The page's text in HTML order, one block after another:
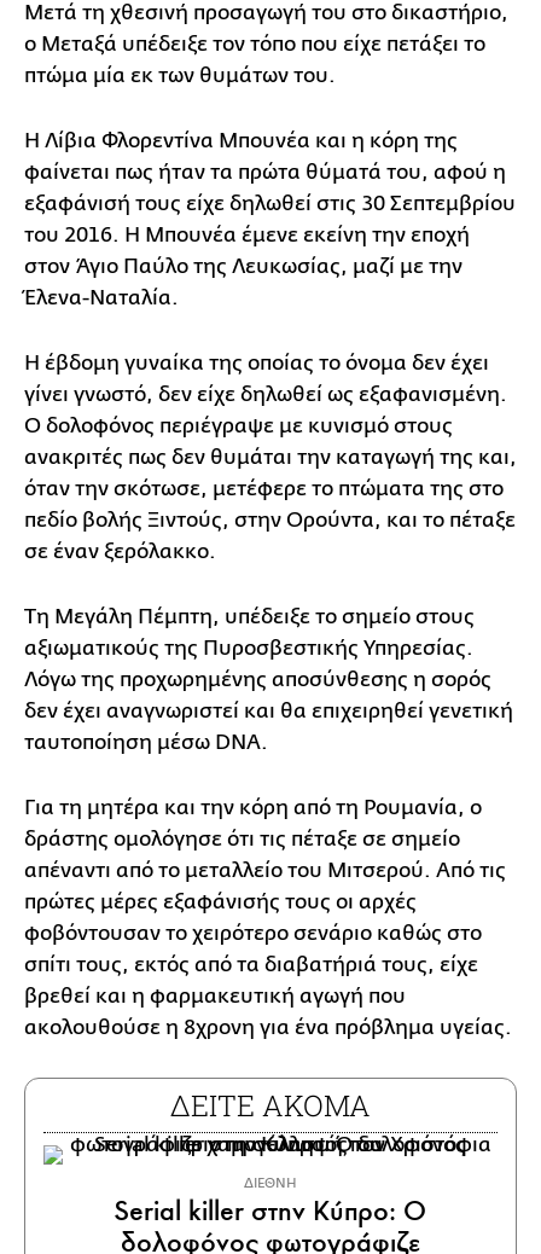
Μετά τη χθεσινή προσαγωγή του στο δικαστήριο,
ο Μεταξά υπέδειξε τον τόπο που είχε πετάξει το
πτώμα μία εκ των θυμάτων του.
Η Λίβια Φλορεντίνα Μπουνέα και η κόρη της
φαίνεται πως ήταν τα πρώτα θύματά του, αφού η
εξαφάνισή τους είχε δηλωθεί στις 30 Σεπτεμβρίου
του 2016. Η Μπουνέα έμενε εκείνη την εποχή
στον Άγιο Παύλο της Λευκωσίας, μαζί με την
Έλενα-Ναταλία.
Η έβδομη γυναίκα της οποίας το όνομα δεν έχει
γίνει γνωστό, δεν είχε δηλωθεί ως εξαφανισμένη.
Ο δολοφόνος περιέγραψε με κυνισμό στους
ανακριτές πως δεν θυμάται την καταγωγή της και,
όταν την σκότωσε, μετέφερε το πτώματα της στο
πεδίο βολής Ξιντούς, στην Ορούντα, και το πέταξε
σε έναν ξερόλακκο.
Τη Μεγάλη Πέμπτη, υπέδειξε το σημείο στους
αξιωματικούς της Πυροσβεστικής Υπηρεσίας.
Λόγω της προχωρημένης αποσύνθεσης η σορός
δεν έχει αναγνωριστεί και θα επιχειρηθεί γενετική
ταυτοποίηση μέσω DNA.
Για τη μητέρα και την κόρη από τη Ρουμανία, ο
δράστης ομολόγησε ότι τις πέταξε σε σημείο
απέναντι από το μεταλλείο του Μιτσερού. Από τις
πρώτες μέρες εξαφάνισής τους οι αρχές
φοβόντουσαν το χειρότερο σενάριο καθώς στο
σπίτι τους, εκτός από τα διαβατήριά τους, είχε
βρεθεί και η φαρμακευτική αγωγή που
ακολουθούσε η 8χρονη για ένα πρόβλημα υγείας.
ΔΕΙΤΕ ΑΚΟΜΑ
ΔΙΕΘΝΗ
Serial killer στην Κύπρο: Ο
δολοφόνος φωτογράφιζε